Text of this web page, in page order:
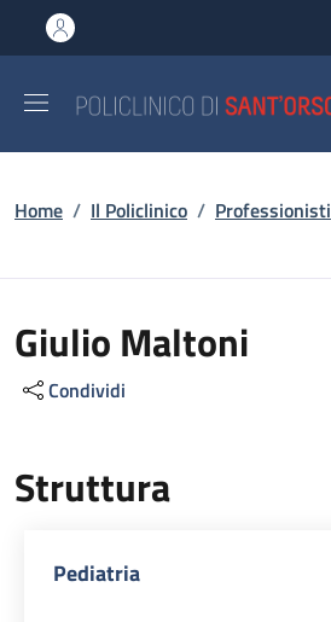
al contenuto principale
to footer content
Briciole di pane
Home / Il Policlinico / Professionisti
Giulio Maltoni
Condividi
Struttura
Pediatria